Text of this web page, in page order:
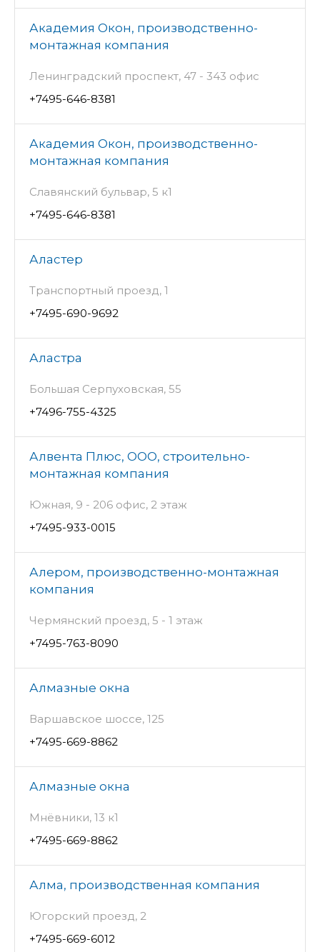
Академия Окон, производственно-
монтажная компания
Ленинградский проспект, 47 - 343 офис
+7495-646-8381
Академия Окон, производственно-
монтажная компания
Славянский бульвар, 5 к1
+7495-646-8381
Аластер
Транспортный проезд, 1
+7495-690-9692
Аластра
Большая Серпуховская, 55
+7496-755-4325
Алвента Плюс, ООО, строительно-
монтажная компания
Южная, 9 - 206 офис, 2 этаж
+7495-933-0015
Алером, производственно-монтажная
компания
Чермянский проезд, 5 - 1 этаж
+7495-763-8090
Алмазные окна
Варшавское шоссе, 125
+7495-669-8862
Алмазные окна
Мнёвники, 13 к1
+7495-669-8862
Алма, производственная компания
Югорский проезд, 2
+7495-669-6012